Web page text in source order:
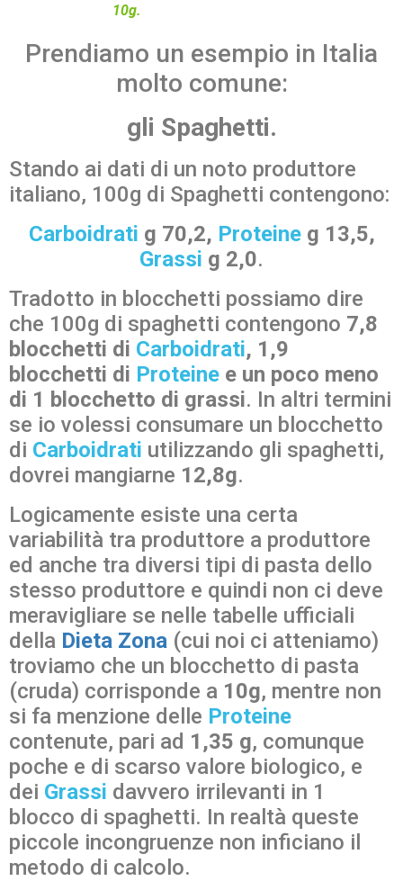
10g.
Prendiamo un esempio in Italia
molto comune:
gli Spaghetti.
Stando ai dati di un noto produttore
italiano, 100g di Spaghetti contengono:
Carboidrati g 70,2, Proteineg 13,5,
Grassi g 2,0.
Tradotto in blocchetti possiamo dire
che 100g di spaghetti contengono 7,8
blocchetti di Carboidrati, 1,9
blocchetti di Proteine e un poco meno
di 1 blocchetto di grassi. In altri termini
se io volessi consumare un blocchetto
di Carboidrati utilizzando gli spaghetti,
dovrei mangiarne 12,8g.
Logicamente esiste una certa
variabilità tra produttore a produttore
ed anche tra diversi tipi di pasta dello
stesso produttore e quindi non ci deve
meravigliare se nelle tabelle ufficiali
della Dieta Zona (cui noi ci atteniamo)
troviamo che un blocchetto di pasta
(cruda) corrisponde a 10g, mentre non
si fa menzione delle Proteine
contenute, pari ad 1,35 g, comunque
poche e di scarso valore biologico, e
dei Grassi davvero irrilevanti in 1
blocco di spaghetti. In realtà queste
piccole incongruenze non inficiano il
metodo di calcolo.